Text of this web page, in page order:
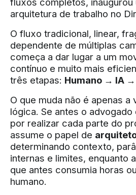
arquitetura de trabalho no
O fluxo tradicional, linear,
dependente de múltiplas
começa a dar lugar a um
contínuo e muito mais
três etapas: Humano → IA
O que muda não é apenas a
lógica. Se antes o
por realizar cada parte do
assume o papel de
determinando contexto,
internas e limites, enquanto
que antes consumia horas
humano.